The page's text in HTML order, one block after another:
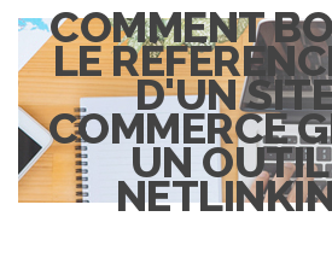
COMMENT
LE
D'UN
COMMERCE
UN